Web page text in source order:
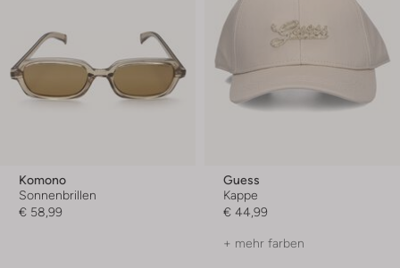
Komono
Sonnenbrillen
€ 58,99
Guess
Kappe
€ 44,99
+ mehr farben